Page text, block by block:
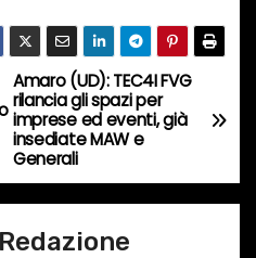
Amaro (UD): TEC4I FVG
rilancia gli spazi per
imprese ed eventi, già
insediate MAW e
Generali
Redazione